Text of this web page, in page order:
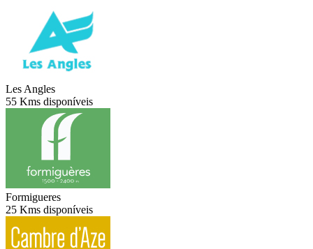
Les Angles
55 Kms disponíveis
Formigueres
25 Kms disponíveis